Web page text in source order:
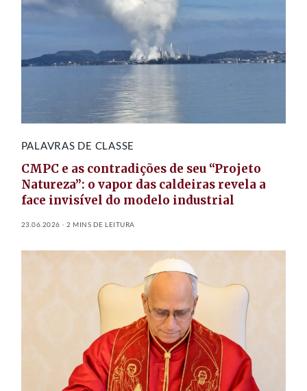
PALAVRAS DE CLASSE
CMPC e as contradições de seu “Projeto
Natureza”: o vapor das caldeiras revela a
face invisível do modelo industrial
23.06.2026 2 MINS DE LEITURA